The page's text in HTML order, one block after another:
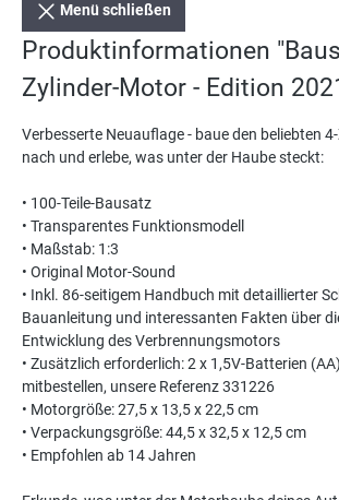
Menü schließen
Produktinformationen
Zylinder-Motor - Edition
Verbesserte Neuauflage - baue den beliebten
nach und erlebe, was unter der Haube steckt:
• 100-Teile-Bausatz
• Transparentes Funktionsmodell
• Maßstab: 1:3
• Original Motor-Sound
• Inkl. 86-seitigem Handbuch mit detaillierter
Bauanleitung und interessanten Fakten über
Entwicklung des Verbrennungsmotors
• Zusätzlich erforderlich: 2 x 1,5V-Batterien
mitbestellen, unsere Referenz 331226
• Motorgröße: 27,5 x 13,5 x 22,5 cm
• Verpackungsgröße: 44,5 x 32,5 x 12,5 cm
• Empfohlen ab 14 Jahren